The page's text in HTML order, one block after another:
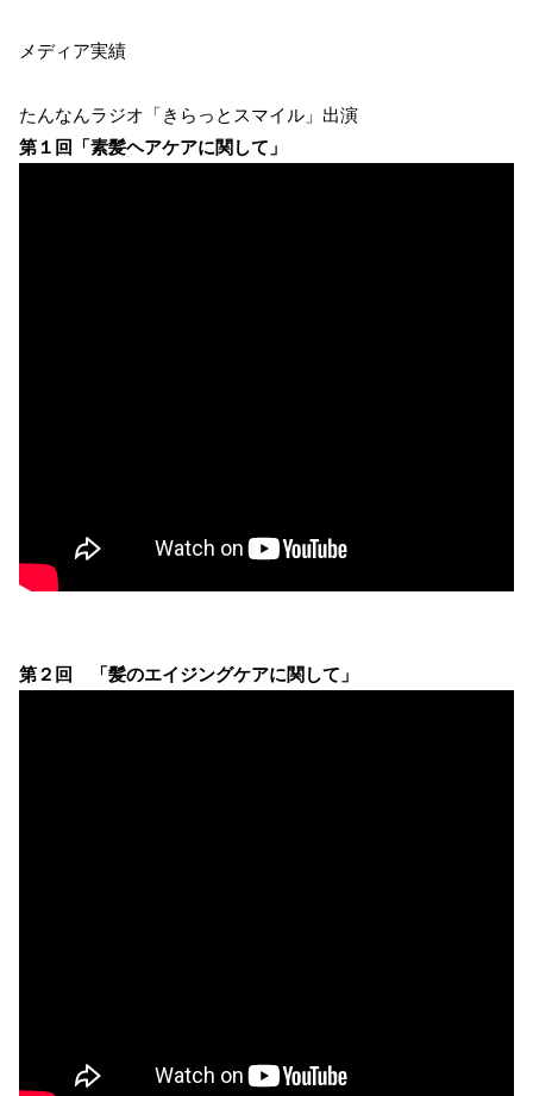
メディア実績
たんなんラジオ「きらっとスマイル」出演
第１回「素髪ヘアケアに関して」
第２回 「髪のエイジングケアに関して」